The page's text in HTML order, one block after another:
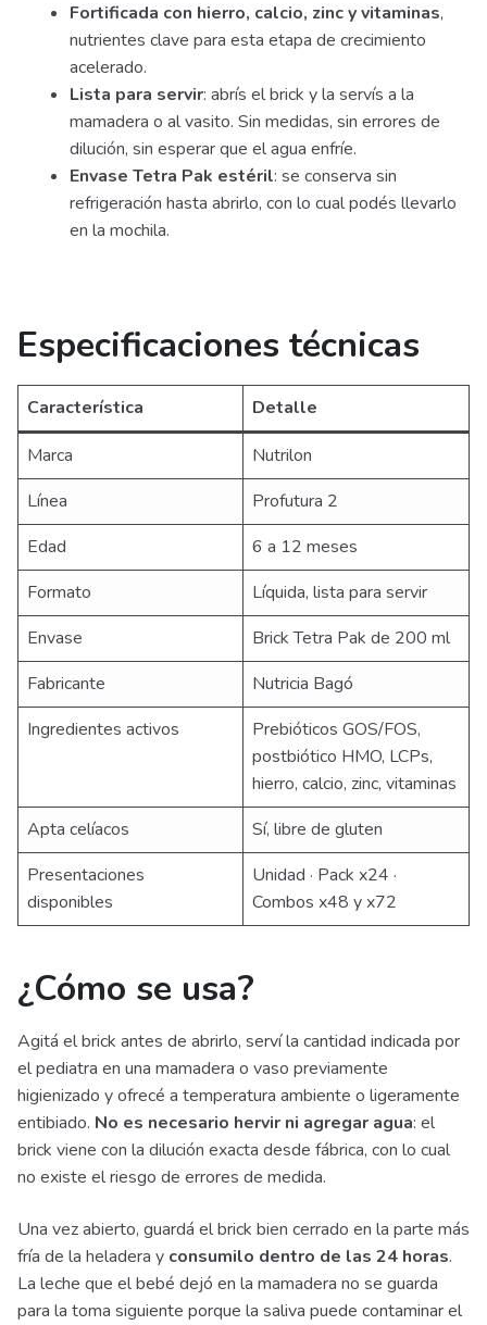
Fortificada con hierro, calcio, zinc y vitaminas,
nutrientes clave para esta etapa de crecimiento
acelerado.
Lista para servir: abrís el brick y la servís a la
mamadera o al vasito. Sin medidas, sin errores de
dilución, sin esperar que el agua enfríe.
Envase Tetra Pak estéril: se conserva sin
refrigeración hasta abrirlo, con lo cual podés llevarlo
en la mochila.
Especificaciones técnicas
Característica
Detalle
Marca
Nutrilon
Línea
Profutura 2
Edad
6 a 12 meses
Formato
Líquida, lista para servir
Envase
Brick Tetra Pak de 200 ml
Fabricante
Nutricia Bagó
Ingredientes activos
Prebióticos GOS/FOS,
postbiótico HMO, LCPs,
hierro, calcio, zinc, vitaminas
Apta celíacos
Sí, libre de gluten
Presentaciones
disponibles
Unidad · Pack x24 ·
Combos x48 y x72
¿Cómo se usa?
Agitá el brick antes de abrirlo, serví la cantidad indicada por
el pediatra en una mamadera o vaso previamente
higienizado y ofrecé a temperatura ambiente o ligeramente
entibiado. No es necesario hervir ni agregar agua: el
brick viene con la dilución exacta desde fábrica, con lo cual
no existe el riesgo de errores de medida.
Una vez abierto, guardá el brick bien cerrado en la parte más
fría de la heladera y consumilo dentro de las 24 horas.
La leche que el bebé dejó en la mamadera no se guarda
para la toma siguiente porque la saliva puede contaminar el